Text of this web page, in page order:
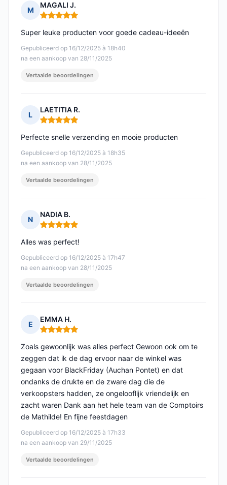
M
MAGALI J.
Opmerking: 5 van 5
Gepubliceerd op 16/12/2025 à 18h40
na een aankoop van 28/11/2025
Super leuke producten voor goede cadeau-ideeën
Vertaalde beoordelingen
L
LAETITIA R.
Opmerking: 5 van 5
Gepubliceerd op 16/12/2025 à 18h35
na een aankoop van 28/11/2025
Perfecte snelle verzending en mooie producten
Vertaalde beoordelingen
N
NADIA B.
Opmerking: 5 van 5
Gepubliceerd op 16/12/2025 à 17h47
na een aankoop van 28/11/2025
Alles was perfect!
Vertaalde beoordelingen
E
EMMA H.
Opmerking: 5 van 5
Gepubliceerd op 16/12/2025 à 17h33
na een aankoop van 29/11/2025
Zoals gewoonlijk was alles perfect Gewoon ook om te
zeggen dat ik de dag ervoor naar de winkel was
gegaan voor BlackFriday (Auchan Pontet) en dat
ondanks de drukte en de zware dag die de
verkoopsters hadden, ze ongelooflijk vriendelijk en
zacht waren Dank aan het hele team van de Comptoirs
de Mathilde! En fijne feestdagen
Vertaalde beoordelingen